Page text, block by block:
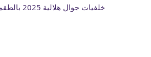
خلفيات جوال هلالية 2025 بالطقم الأبيض 4k ✨